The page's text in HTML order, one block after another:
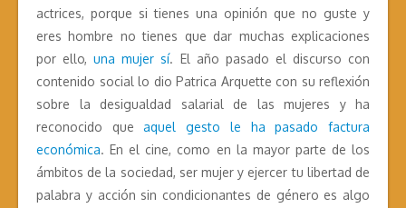
actrices, porque si tienes una opinión que no guste y
eres hombre no tienes que dar muchas explicaciones
por ello,una mujer sí. El año pasado el discurso con
contenido social lo dio Patrica Arquette con su reflexión
sobre la desigualdad salarial de las mujeres y ha
reconocido queaquel gesto le ha pasado factura
económica. En el cine, como en la mayor parte de los
ámbitos de la sociedad, ser mujer y ejercer tu libertad de
palabra y acción sin condicionantes de género es algo